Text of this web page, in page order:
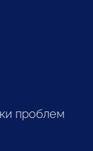
проблем